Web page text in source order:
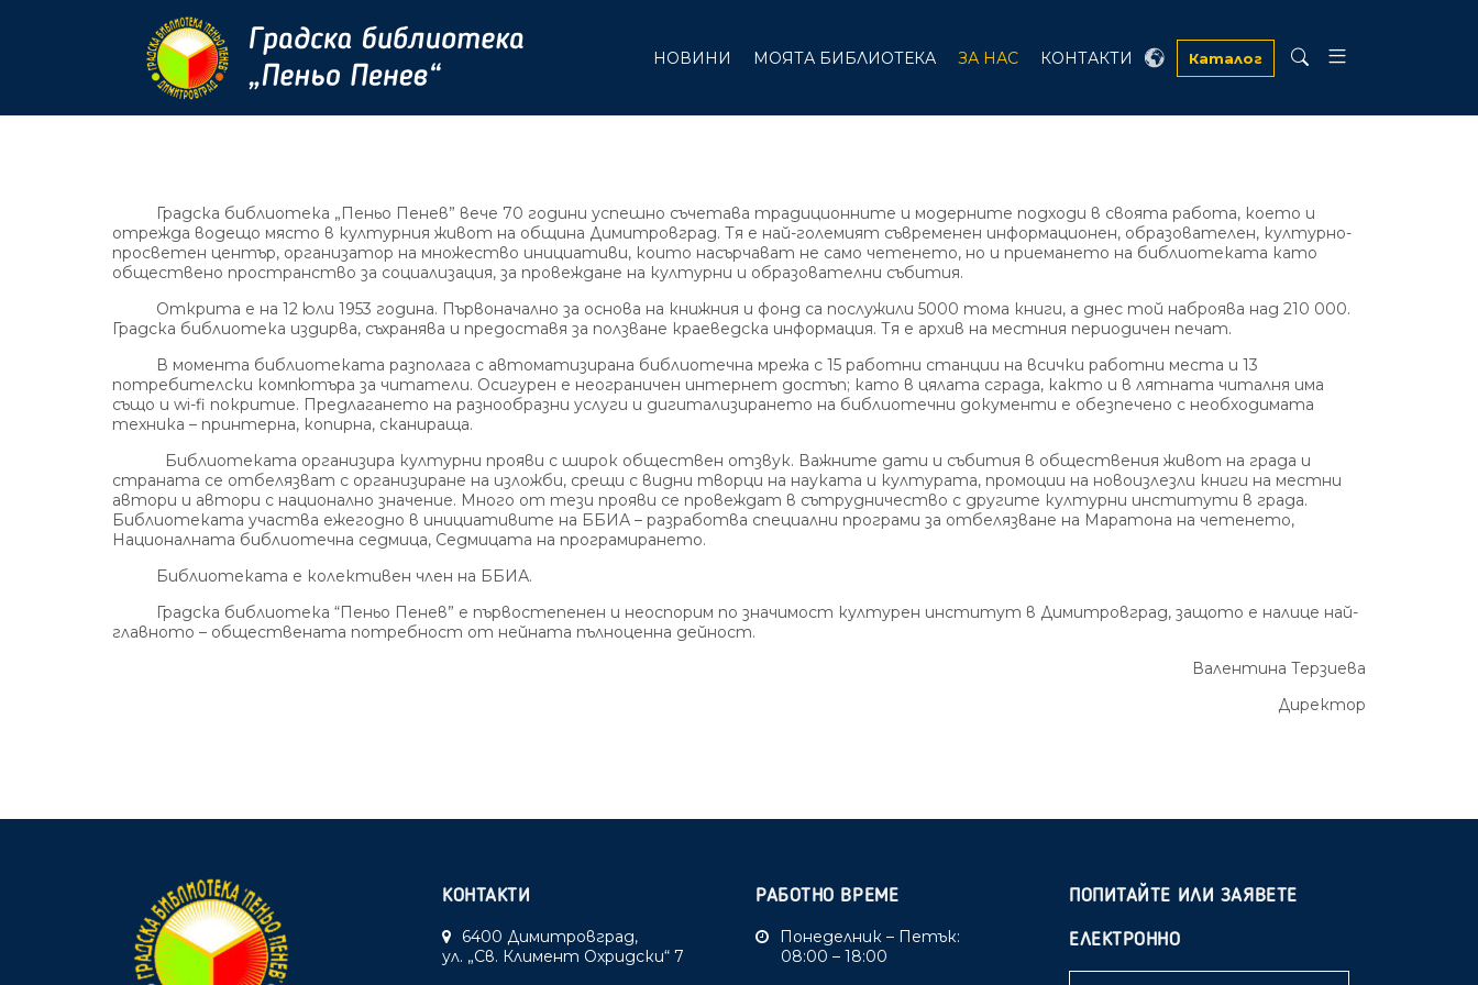
НОВИНИ МОЯТА БИБЛИОТЕКА ЗА НАС КОНТАКТИ Каталог
Градска библиотека „Пеньо Пенев” вече 70 години успешно съчетава традиционните и модерните подходи в своята работа, което и
отрежда водещо място в културния живот на община Димитровград. Тя е най-големият съвременен информационен, образователен, културно-
просветен център, организатор на множество инициативи, които насърчават не само четенето, но и приемането на библиотеката като
обществено пространство за социализация, за провеждане на културни и образователни събития.
Открита е на 12 юли 1953 година. Първоначално за основа на книжния и фонд са послужили 5000 тома книги, а днес той наброява над 210 000.
Градска библиотека издирва, съхранява и предоставя за ползване краеведска информация. Тя е архив на местния периодичен печат.
В момента библиотеката разполага с автоматизирана библиотечна мрежа с 15 работни станции на всички работни места и 13
потребителски компютъра за читатели. Осигурен е неограничен интернет достъп; като в цялата сграда, както и в лятната читалня има
също и wi-fi покритие. Предлагането на разнообразни услуги и дигитализирането на библиотечни документи е обезпечено с необходимата
техника – принтерна, копирна, сканираща.
Библиотеката организира културни прояви с широк обществен отзвук. Важните дати и събития в обществения живот на града и
страната се отбелязват с организиране на изложби, срещи с видни творци на науката и културата, промоции на новоизлезли книги на местни
автори и автори с национално значение. Много от тези прояви се провеждат в сътрудничество с другите културни институти в града.
Библиотеката участва ежегодно в инициативите на ББИА – разработва специални програми за отбелязване на Маратона на четенето,
Националната библиотечна седмица, Седмицата на програмирането.
Библиотеката е колективен член на ББИА.
Градска библиотека “Пеньо Пенев” е първостепенен и неоспорим по значимост културен институт в Димитровград, защото е налице най-
главното – обществената потребност от нейната пълноценна дейност.
Валентина Терзиева
Директор
КОНТАКТИ
6400 Димитровград,
ул. „Св. Климент Охридски“ 7
РАБОТНО ВРЕМЕ
Понеделник – Петък:
08:00 – 18:00
ПОПИТАЙТЕ ИЛИ ЗАЯВЕТЕ
ЕЛЕКТРОННО